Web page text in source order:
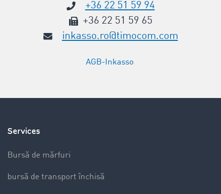
+36 22 51 59 94
+36 22 51 59 65
inkasso.ro@timocom.com
AGB-Inkasso
Services
Bursă de mărfuri
bursă de transport închisă